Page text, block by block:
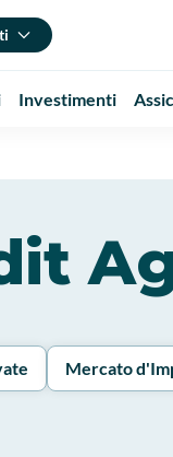
Investimenti
Mercato